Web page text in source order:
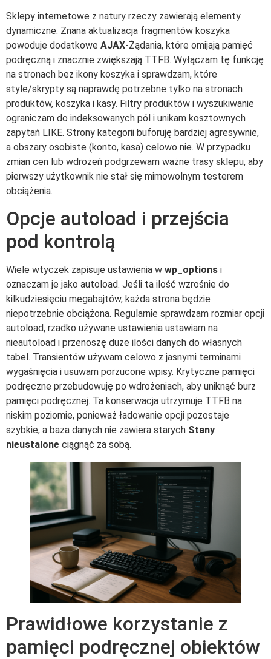
Sklepy internetowe z natury rzeczy zawierają elementy
dynamiczne. Znana aktualizacja fragmentów koszyka
powoduje dodatkowe AJAX-Żądania, które omijają pamięć
podręczną i znacznie zwiększają TTFB. Wyłączam tę funkcję
na stronach bez ikony koszyka i sprawdzam, które
style/skrypty są naprawdę potrzebne tylko na stronach
produktów, koszyka i kasy. Filtry produktów i wyszukiwanie
ograniczam do indeksowanych pól i unikam kosztownych
zapytań LIKE. Strony kategorii buforuję bardziej agresywnie,
a obszary osobiste (konto, kasa) celowo nie. W przypadku
zmian cen lub wdrożeń podgrzewam ważne trasy sklepu, aby
pierwszy użytkownik nie stał się mimowolnym testerem
obciążenia.
Opcje autoload i przejścia
pod kontrolą
Wiele wtyczek zapisuje ustawienia w wp_options i
oznaczam je jako autoload. Jeśli ta ilość wzrośnie do
kilkudziesięciu megabajtów, każda strona będzie
niepotrzebnie obciążona. Regularnie sprawdzam rozmiar opcji
autoload, rzadko używane ustawienia ustawiam na
nieautoload i przenoszę duże ilości danych do własnych
tabel. Transientów używam celowo z jasnymi terminami
wygaśnięcia i usuwam porzucone wpisy. Krytyczne pamięci
podręczne przebudowuję po wdrożeniach, aby uniknąć burz
pamięci podręcznej. Ta konserwacja utrzymuje TTFB na
niskim poziomie, ponieważ ładowanie opcji pozostaje
szybkie, a baza danych nie zawiera starych Stany
nieustalone ciągnąć za sobą.
Prawidłowe korzystanie z
pamięci podręcznej obiektów